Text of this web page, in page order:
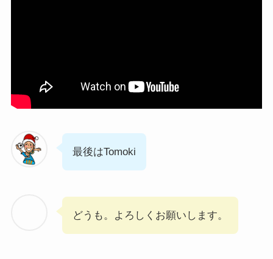
最後はTomoki
どうも。よろしくお願いします。